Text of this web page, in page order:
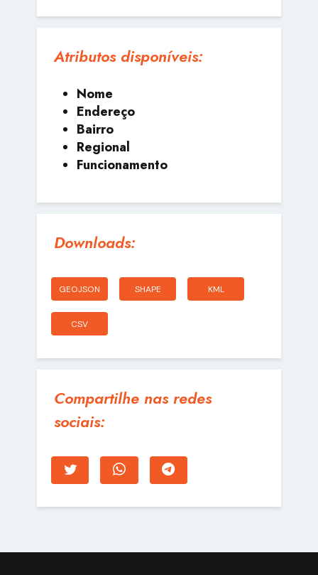
Atributos disponíveis:
Nome
Endereço
Bairro
Regional
Funcionamento
Downloads:
GEOJSON SHAPE KML
CSV
Compartilhe nas redes
sociais: